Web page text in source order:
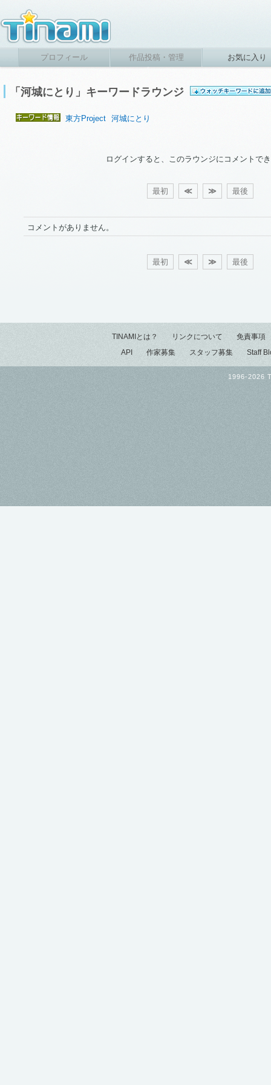
プロフィール 作品投稿・管理 お気に入り
「河城にとり」キーワードラウンジ
東方Project 河城にとり
ログインすると、このラウンジにコメントで
最初 ≪ ≫ 最後
コメントがありません。
最初 ≪ ≫ 最後
TINAMIとは？ リンクについて
免責事項
API
作家募集 スタッフ募集 Staff
1996-2026